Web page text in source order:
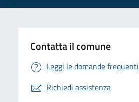
Contatta il comune
Leggi le domande frequenti
Richiedi assistenza